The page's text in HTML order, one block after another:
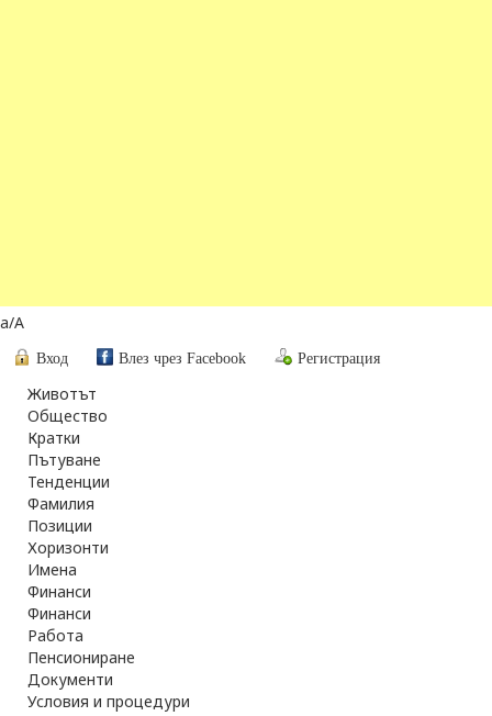
a/A
Вход Влез чрез Facebook Регистрация
Животът
Общество
Кратки
Пътуване
Тенденции
Фамилия
Позиции
Хоризонти
Имена
Финанси
Финанси
Работа
Пенсиониране
Документи
Условия и процедури